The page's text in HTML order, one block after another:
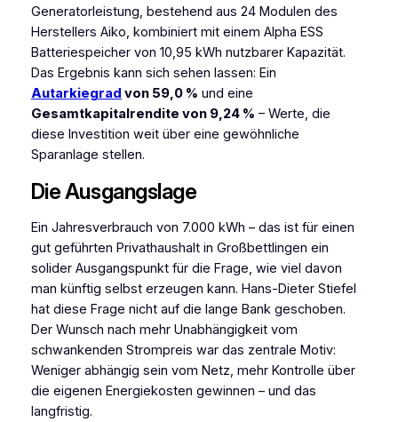
Generatorleistung, bestehend aus 24 Modulen des
Herstellers Aiko, kombiniert mit einem Alpha ESS
Batteriespeicher von 10,95 kWh nutzbarer Kapazität.
Das Ergebnis kann sich sehen lassen: Ein
Autarkiegrad von 59,0 % und eine
Gesamtkapitalrendite von 9,24 % – Werte, die
diese Investition weit über eine gewöhnliche
Sparanlage stellen.
Die Ausgangslage
Ein Jahresverbrauch von 7.000 kWh – das ist für einen
gut geführten Privathaushalt in Großbettlingen ein
solider Ausgangspunkt für die Frage, wie viel davon
man künftig selbst erzeugen kann. Hans-Dieter Stiefel
hat diese Frage nicht auf die lange Bank geschoben.
Der Wunsch nach mehr Unabhängigkeit vom
schwankenden Strompreis war das zentrale Motiv:
Weniger abhängig sein vom Netz, mehr Kontrolle über
die eigenen Energiekosten gewinnen – und das
langfristig.